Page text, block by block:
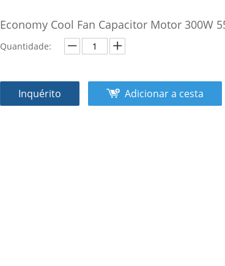
Economy Cool Fan Capacitor Motor 300W
Quantidade:
Inquérito Adicionar a cesta